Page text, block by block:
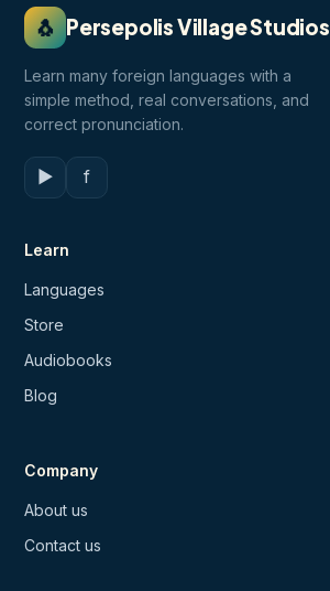
🐧 Persepolis Village Studios
Learn many foreign languages with a
simple method, real conversations, and
correct pronunciation.
▶ f
Learn
Languages
Store
Audiobooks
Blog
Company
About us
Contact us